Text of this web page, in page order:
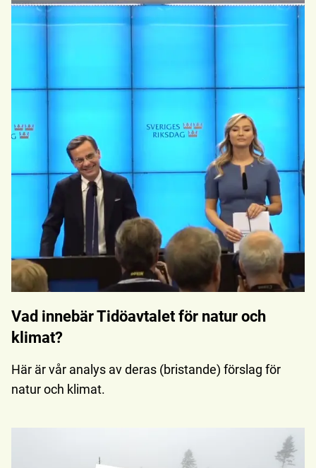
Vad innebär Tidöavtalet för natur och
klimat?
Här är vår analys av deras (bristande) förslag för
natur och klimat.